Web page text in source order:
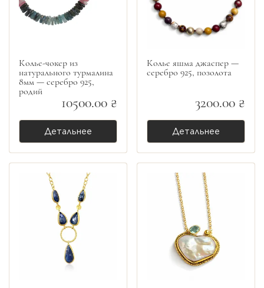
Колье-чокер из
натурального турмалина
8мм — серебро 925,
родий
10500.00 ₴
Детальнее
Колье яшма джаспер —
серебро 925, позолота
3200.00 ₴
Детальнее